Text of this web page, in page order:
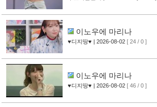
이노우에 마리나
♥디지땅♥ | 2026-08-02 [ 24 / 0 ]
이노우에 마리나
♥디지땅♥ | 2026-08-02 [ 46 / 0 ]